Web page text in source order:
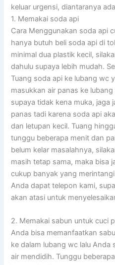
keluar urgensi, diantaranya
1. Memakai soda api
Cara Menggunakan soda api
hanya butuh beli soda api di
minimal dua plastik kecil,
dahulu supaya lebih mudah.
Tuang soda api ke lubang wc
masukkan air panas ke
supaya tidak kena muka, jaga
panas tadi karena soda api
dan letupan kecil. Tuang
tunggu beberapa menit dan
belum kelar masalahnya,
masih tetap sama, maka bisa
cukup banyak yang
Anda dapat telepon kami,
akan atasi untuk
2. Memakai sabun untuk cuci
Anda bisa memanfaatkan
ke dalam lubang wc lalu
air mendidih. Tunggu